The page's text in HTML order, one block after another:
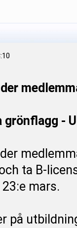
-
ta B-
mars.
på